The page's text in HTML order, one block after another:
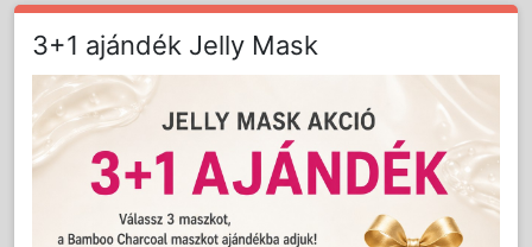
Kedvencnek jelöl
Mennyiség:
Nem
vásárolható!
3+1 ajándék Jelly Mask